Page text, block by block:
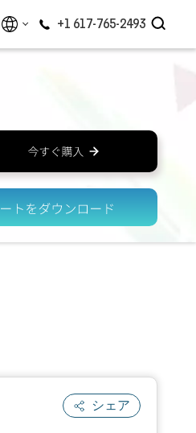
+1 617-765-2493
シェア